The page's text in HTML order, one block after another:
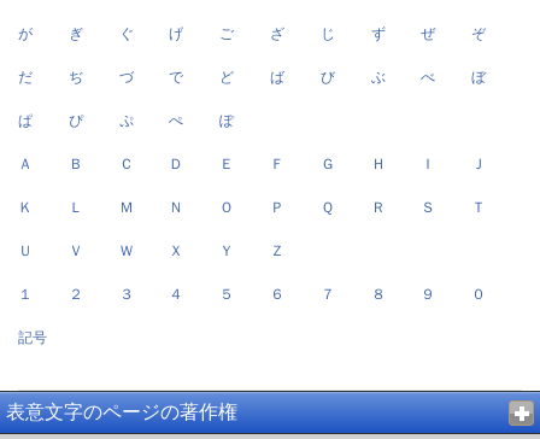
が ぎ ぐ げ ご ざ じ ず ぜ ぞ
だ ぢ づ で ど ば び ぶ べ ぼ
ぱ ぴ ぷ ぺ ぽ
Ａ Ｂ Ｃ Ｄ Ｅ Ｆ Ｇ Ｈ Ｉ Ｊ
Ｋ Ｌ Ｍ Ｎ Ｏ Ｐ Ｑ Ｒ Ｓ Ｔ
Ｕ Ｖ Ｗ Ｘ Ｙ Ｚ
１ ２ ３ ４ ５ ６ ７ ８ ９ ０
記号
表意文字のページの著作権